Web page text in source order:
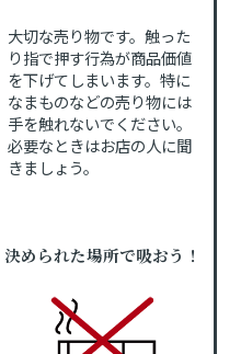
大切な売り物です。触った
り指で押す行為が商品価値
を下げてしまいます。特に
なまものなどの売り物には
手を触れないでください。
必要なときはお店の人に聞
きましょう。
決められた場所で吸おう！